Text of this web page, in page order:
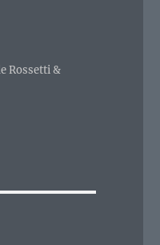
Rossetti &